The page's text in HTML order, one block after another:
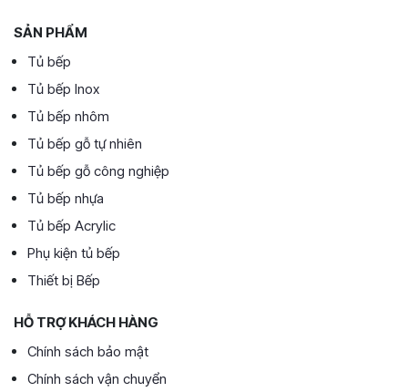
SẢN PHẨM
Tủ bếp
Tủ bếp Inox
Tủ bếp nhôm
Tủ bếp gỗ tự nhiên
Tủ bếp gỗ công nghiệp
Tủ bếp nhựa
Tủ bếp Acrylic
Phụ kiện tủ bếp
Thiết bị Bếp
HỖ TRỢ KHÁCH HÀNG
Chính sách bảo mật
Chính sách vận chuyển